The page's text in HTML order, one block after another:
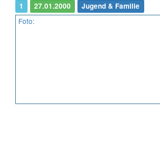
1 27.01.2000 Jugend & Familie
Foto: